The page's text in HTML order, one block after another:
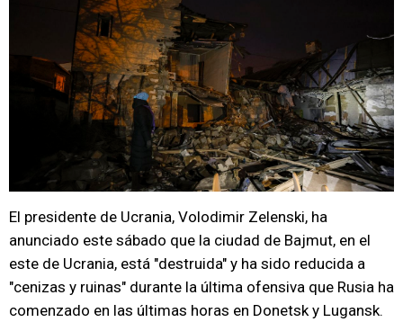
El presidente de Ucrania, Volodimir Zelenski, ha
anunciado este sábado que la ciudad de Bajmut, en el
este de Ucrania, está "destruida" y ha sido reducida a
"cenizas y ruinas" durante la última ofensiva que Rusia ha
comenzado en las últimas horas en Donetsk y Lugansk.